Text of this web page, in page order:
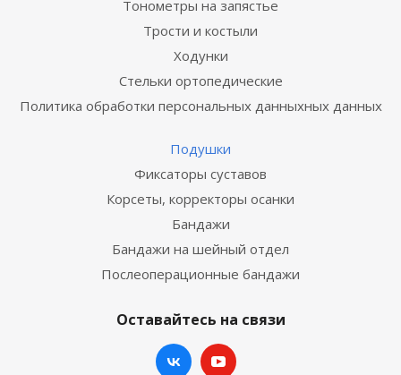
Тонометры на запястье
Трости и костыли
Ходунки
Стельки ортопедические
Политика обработки персональных данныхных данных
Подушки
Фиксаторы суставов
Корсеты, корректоры осанки
Бандажи
Бандажи на шейный отдел
Послеоперационные бандажи
Оставайтесь на связи